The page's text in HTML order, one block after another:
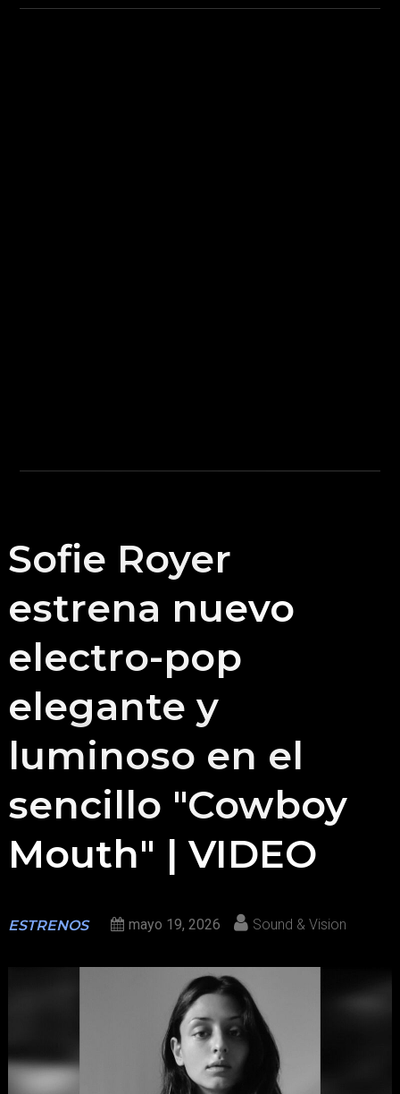
Sofie Royer
estrena nuevo
electro-pop
elegante y
luminoso en el
sencillo "Cowboy
Mouth" | VIDEO
ESTRENOS mayo 19, 2026 Sound & Vision